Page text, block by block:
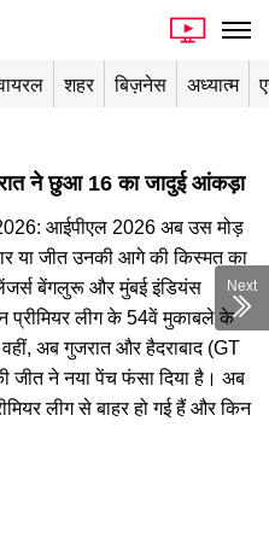
शहर बिज़नेस अध्यात्म
ने छुआ 16 का जादुई आंकड़ा
आईपीएल 2026 अब उस मोड़
या जीत उनकी आगे की किस्मत का
बेंगलुरू और मुंबई इंडियंस
लीग के 54वें मुकाबले के
अब गुजरात और हैदराबाद (GT
जीत ने नया पेंच फंसा दिया है। अब
लीग से बाहर हो गई हैं और किन
Next